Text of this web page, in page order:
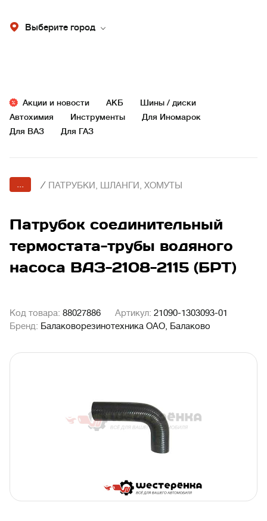
Выберите город
Акции и новости АКБ
Шины / диски
Автохимия
Инструменты
Для Иномарок
Для ВАЗ
Для ГАЗ
... / ПАТРУБКИ, ШЛАНГИ, ХОМУТЫ
Патрубок соединительный
термостата-трубы водяного
насоса ВАЗ-2108-2115 (БРТ)
Код товара: 88027886 Артикул: 21090-1303093-01
Бренд: Балаковорезинотехника ОАО, Балаково